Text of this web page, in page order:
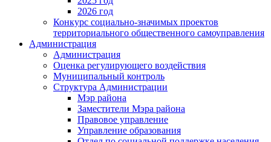
2026 год
Конкурс социально-значимых проектов
территориального общественного самоуправления
Администрация
Администрация
Оценка регулирующего воздействия
Муниципальный контроль
Структура Администрации
Мэр района
Заместители Мэра района
Правовое управление
Управление образования